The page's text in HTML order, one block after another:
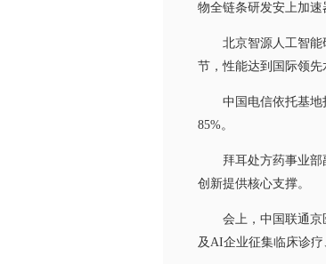
物全链条研发安上加速
北京智源人工智能研
节，性能达到国际领先
中国电信依托基地打
85%。
拜耳处方药事业部副
创新提供核心支撑。
会上，中国联通京医
及AI企业征集临床诊